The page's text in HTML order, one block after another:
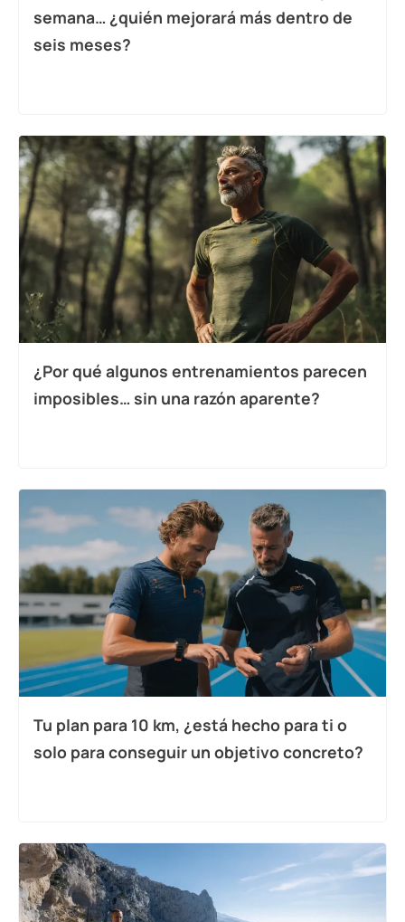
semana… ¿quién mejorará más dentro de
seis meses?
¿Por qué algunos entrenamientos parecen
imposibles… sin una razón aparente?
Tu plan para 10 km, ¿está hecho para ti o
solo para conseguir un objetivo concreto?